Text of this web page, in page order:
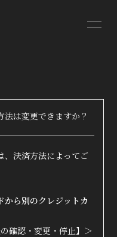
は変更できますか？
、決済方法によってご
ら別のクレジットカ
確認・変更・停止】＞